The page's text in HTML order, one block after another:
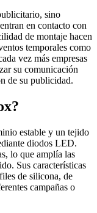
sino
en contacto con
de montaje hacen
temporales como
vez más empresas
su comunicación
de su publicidad.
estable y un tejido
diodos LED.
lo que amplía las
Sus características
de silicona, de
campañas o